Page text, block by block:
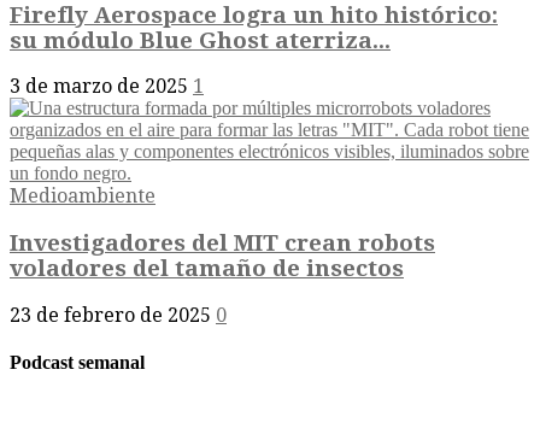
Firefly Aerospace logra un hito histórico:
su módulo Blue Ghost aterriza...
3 de marzo de 2025 1
Medioambiente
Investigadores del MIT crean robots
voladores del tamaño de insectos
23 de febrero de 2025 0
Podcast semanal